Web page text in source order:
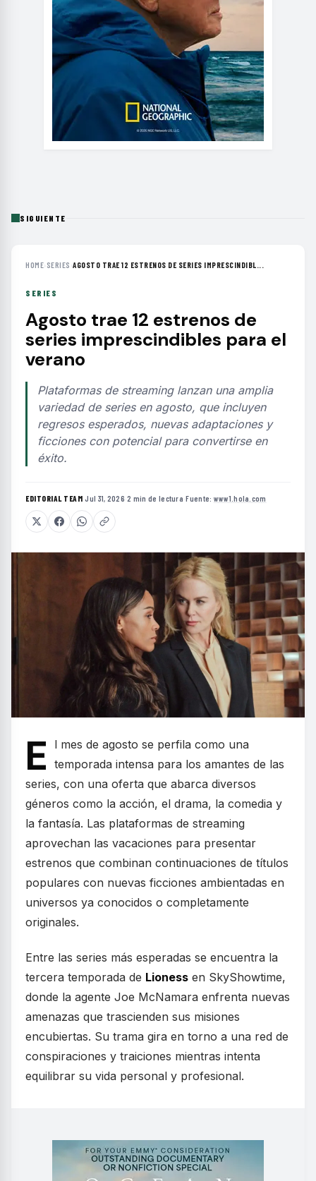
SIGUIENTE
HOME› SERIES ›AGOSTO TRAE 12 ESTRENOS DE SERIES IMPRESCINDIBL...
SERIES
Agosto trae 12 estrenos de
series imprescindibles para el
verano
Plataformas de streaming lanzan una amplia
variedad de series en agosto, que incluyen
regresos esperados, nuevas adaptaciones y
ficciones con potencial para convertirse en
éxito.
EDITORIAL TEAM·Jul 31, 2026·2 min de lectura·Fuente: www1.hola.com
E
l mes de agosto se perfila como una
temporada intensa para los amantes de las
series, con una oferta que abarca diversos
géneros como la acción, el drama, la comedia y
la fantasía. Las plataformas de streaming
aprovechan las vacaciones para presentar
estrenos que combinan continuaciones de títulos
populares con nuevas ficciones ambientadas en
universos ya conocidos o completamente
originales.
Entre las series más esperadas se encuentra la
tercera temporada de Lioness en SkyShowtime,
donde la agente Joe McNamara enfrenta nuevas
amenazas que trascienden sus misiones
encubiertas. Su trama gira en torno a una red de
conspiraciones y traiciones mientras intenta
equilibrar su vida personal y profesional.